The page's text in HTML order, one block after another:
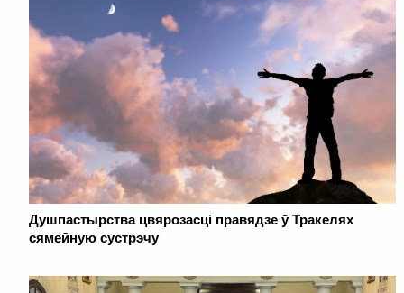
Душпастырства цвярозасці правядзе ў Тракелях
сямейную сустрэчу